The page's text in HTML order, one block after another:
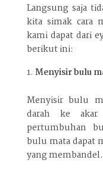
Langsung saja
kita simak cara
kami dapat dari
berikut ini:
Menyisir bulu
Menyisir bulu
darah ke
pertumbuhan
bulu mata dapat
yang membandel.